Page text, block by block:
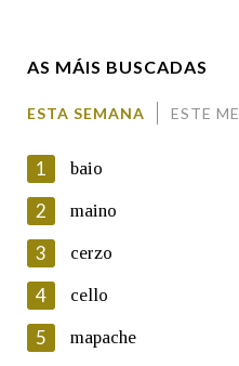
En cumprimento da normativa
Protección de Datos de
Galega informa a aqueles
electrónico, así como calquera
persoal, que estes datos serán
AS MÁIS BUSCADAS
ESTA SEMANA ESTE
1 baio
2 maino
3 cerzo
4 cello
5 mapache